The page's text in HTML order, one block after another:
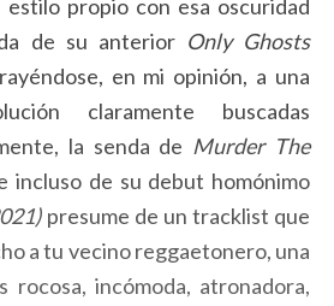
propio con esa oscuridad
de su anterior Only Ghosts
en mi opinión, a una
claramente buscadas
la senda de Murder The
incluso de su debut homónimo
presume de un tracklist que
a tu vecino reggaetonero, una
rocosa, incómoda, atronadora,